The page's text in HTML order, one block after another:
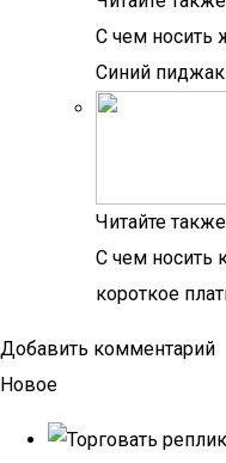
С чем носить
Синий
Читайте
С чем носить
короткое
Добавить комментарий
Новое